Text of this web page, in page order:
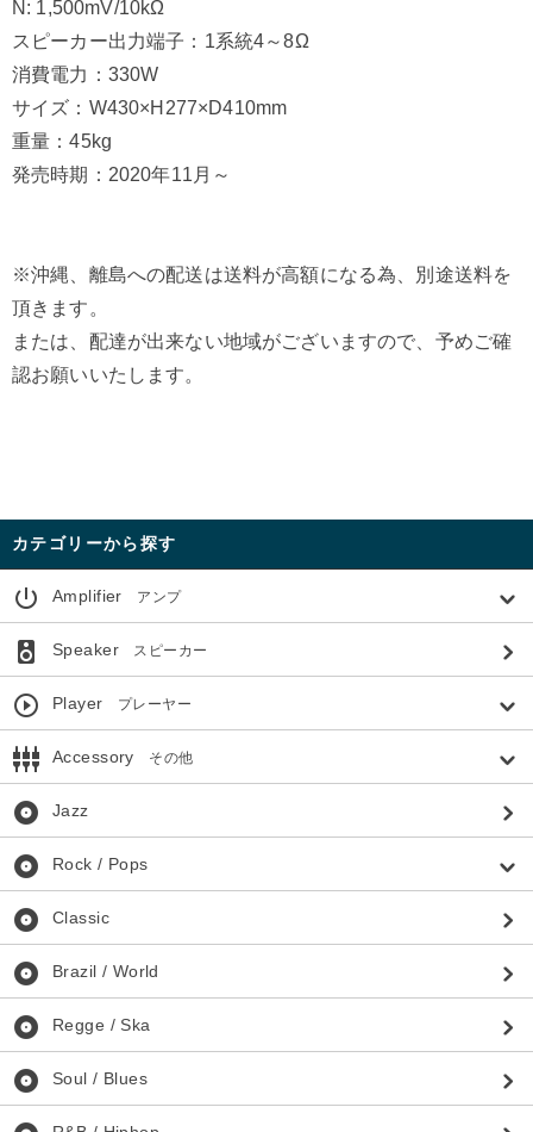
N: 1,500mV/10kΩ
スピーカー出力端子：1系統4～8Ω
消費電力：330W
サイズ：W430×H277×D410mm
重量：45kg
発売時期：2020年11月～
※沖縄、離島への配送は送料が高額になる為、別途送料を
頂きます。
または、配達が出来ない地域がございますので、予めご確
認お願いいたします。
カテゴリーから探す
power_settings_new Amplifier アンプ
speaker Speakerスピーカー
play_circle_outline Player プレーヤー
settings_input_component Accessory その他
album Jazz
album Rock / Pops
album Classic
album Brazil / World
album Regge / Ska
album Soul / Blues